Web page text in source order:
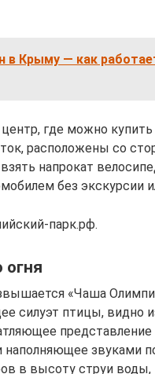
в Крыму — как
где можно
расположены со
напрокат
без экскурсии
парк.рф.
огня
«Чаша
силуэт птицы, видно
звуками
в высоту струи